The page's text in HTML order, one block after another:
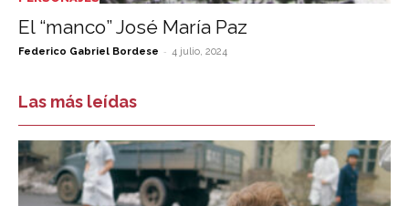
El “manco” José María Paz
Federico Gabriel Bordese - 4 julio, 2024
Las más leídas